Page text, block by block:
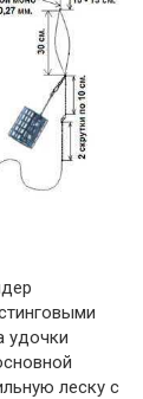
удочки
леску с